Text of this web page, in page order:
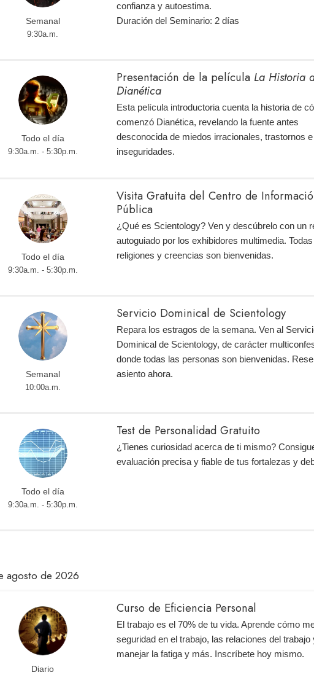
Semanal
9:30a.m.
confianza y autoestima.
Duración del Seminario: 2 días
Todo el día
9:30a.m. - 5:30p.m.
Presentación de la película La Historia
Dianética
Esta película introductoria cuenta la historia de
comenzó Dianética, revelando la fuente antes
desconocida de miedos irracionales, trastornos e
inseguridades.
Todo el día
9:30a.m. - 5:30p.m.
Visita Gratuita del Centro de
Pública
¿Qué es Scientology? Ven y descúbrelo con un
autoguiado por los exhibidores multimedia.
religiones y creencias son bienvenidas.
Semanal
10:00a.m.
Servicio Dominical de Scientology
Repara los estragos de la semana. Ven al
Dominical de Scientology, de carácter
donde todas las personas son bienvenidas.
asiento ahora.
Todo el día
9:30a.m. - 5:30p.m.
Test de Personalidad Gratuito
¿Tienes curiosidad acerca de ti mismo?
evaluación precisa y fiable de tus fortalezas y
agosto de 2026
Diario
Curso de Eficiencia Personal
El trabajo es el 70% de tu vida. Aprende cómo
seguridad en el trabajo, las relaciones del trabajo
manejar la fatiga y más. Inscríbete hoy mismo.